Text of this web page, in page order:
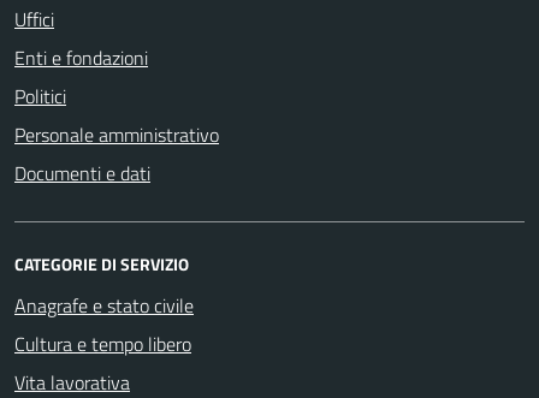
Uffici
Enti e fondazioni
Politici
Personale amministrativo
Documenti e dati
CATEGORIE DI SERVIZIO
Anagrafe e stato civile
Cultura e tempo libero
Vita lavorativa